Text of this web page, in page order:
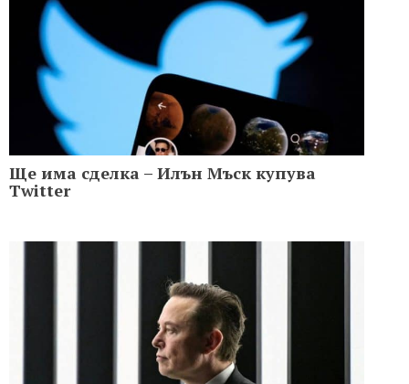
Ще има сделка – Илън Мъск купува
Twitter